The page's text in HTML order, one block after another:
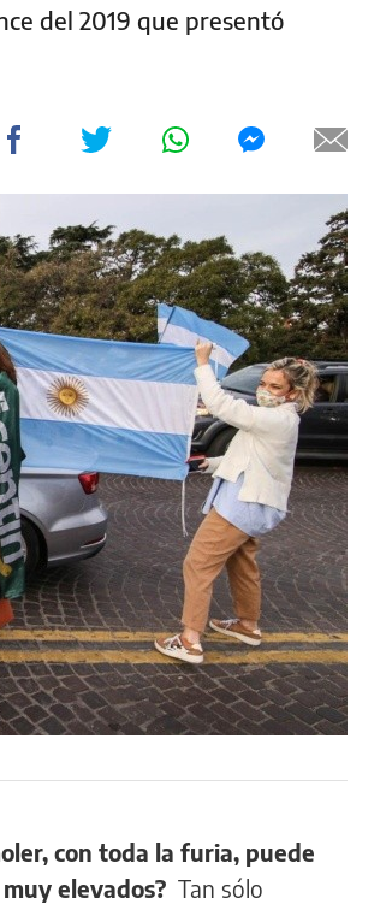
del 2019 que presentó
con toda la furia, puede
elevados? Tan sólo